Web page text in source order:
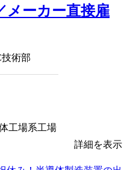
メーカー直接雇
術部
工場系工場
詳細を表示